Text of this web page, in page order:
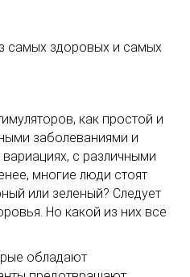
самых здоровых и самых
как простой и
заболеваниями и
с различными
многие люди стоят
или зеленый? Следует
Но какой из них все
обладают